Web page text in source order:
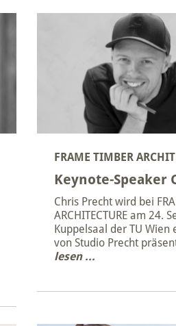
FRAME TIMBER
Keynote-Speaker
Chris Precht wird bei
ARCHITECTURE am 24.
Kuppelsaal der TU Wien
von Studio Precht
lesen ...